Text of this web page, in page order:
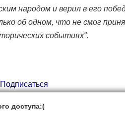
народом и верил в его
об одном, что не смог
событиях".
Подписаться
доступа:(